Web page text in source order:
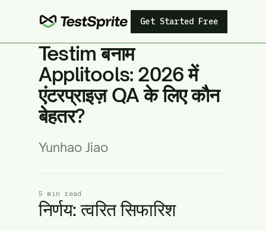
Get Started Free
Testim बनाम
Applitools: 2026 में
एंटरप्राइज़ QA के लिए कौन
बेहतर?
Yunhao Jiao
5 min read
निर्णय: त्वरित सिफारिश